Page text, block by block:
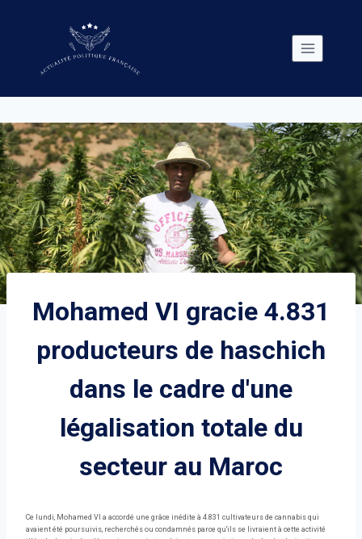
Mohamed VI gracie 4.831
producteurs de haschich
dans le cadre d'une
légalisation totale du
secteur au Maroc
Ce lundi, Mohamed VI a accordé une grâce inédite à 4.831 cultivateurs de cannabis qui
avaient été poursuivis, recherchés ou condamnés parce qu'ils se livraient à cette activité